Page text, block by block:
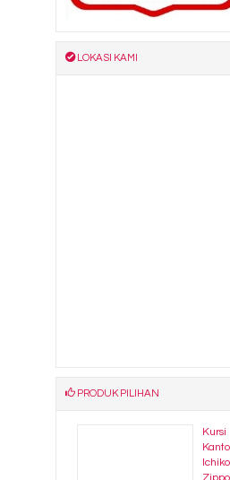
LOKASI KAMI
PRODUK PILIHAN
Kursi